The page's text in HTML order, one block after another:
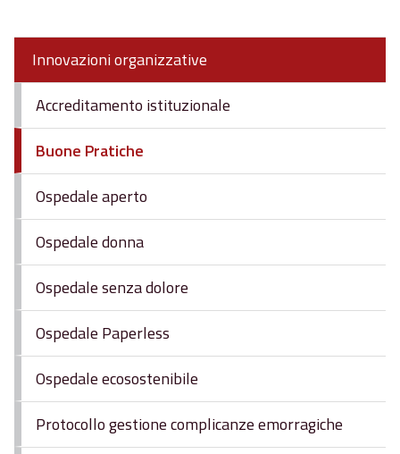
Innovazioni organizzative
Accreditamento istituzionale
Buone Pratiche
Ospedale aperto
Ospedale donna
Ospedale senza dolore
Ospedale Paperless
Ospedale ecosostenibile
Protocollo gestione complicanze emorragiche